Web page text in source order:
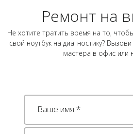
Ремонт на
Не хотите тратить время на то,
свой ноутбук на диагностику?
мастера в офис или